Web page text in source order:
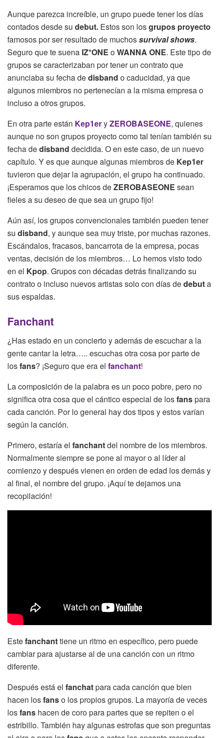
Aunque parezca increíble, un grupo puede tener los días
contados desde su debut. Estos son losgrupos proyecto
famosos por ser resultado de muchossurvival shows.
Seguro que te suena IZ*ONE oWANNA ONE. Este tipo de
grupos se caracterizaban por tener un contrato que
anunciaba su fecha dedisband o caducidad, ya que
algunos miembros no pertenecían a la misma empresa o
incluso a otros grupos.
En otra parte están Kep1eryZEROBASEONE, quienes
aunque no son grupos proyecto como tal tenían también su
fecha dedisband decidida. O en este caso, de un nuevo
capítulo. Y es que aunque algunas miembros de Kep1er
tuvieron que dejar la agrupación, el grupo ha continuado.
¡Esperamos que los chicos deZEROBASEONE sean
fieles a su deseo de que sea un grupo fijo!
Aún así, los grupos convencionales también pueden tener
su disband, y aunque sea muy triste, por muchas razones.
Escándalos, fracasos, bancarrota de la empresa, pocas
ventas, decisión de los miembros… Lo hemos visto todo
en el Kpop. Grupos con décadas detrás finalizando su
contrato o incluso nuevos artistas solo con días dedebuta
sus espaldas.
Fanchant
¿Has estado en un concierto y además de escuchar a la
gente cantar la letra….. escuchas otra cosa por parte de
losfans? ¡Seguro que era el fanchant!
La composición de la palabra es un poco pobre, pero no
significa otra cosa que el cántico especial de losfanspara
cada canción. Por lo general hay dos tipos y estos varían
según la canción.
Primero, estaría el fanchantdel nombre de los miembros.
Normalmente siempre se pone al mayor o al líder al
comienzo y después vienen en orden de edad los demás y
al final, el nombre del grupo. ¡Aquí te dejamos una
recopilación!
Estefanchanttiene un ritmo en específico, pero puede
cambiar para ajustarse al de una canción con un ritmo
diferente.
Después está el fanchatpara cada canción que bien
hacen losfanso los propios grupos. La mayoría de veces
losfans hacen de coro para partes que se repiten o el
estribillo. También hay algunas estrofas que son preguntas